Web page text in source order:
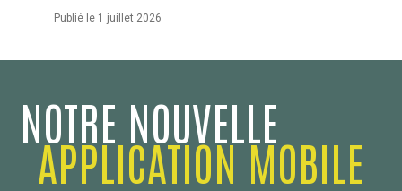
Publié le 1 juillet 2026
NOTRE NOUVELLE
APPLICATION MOBILE